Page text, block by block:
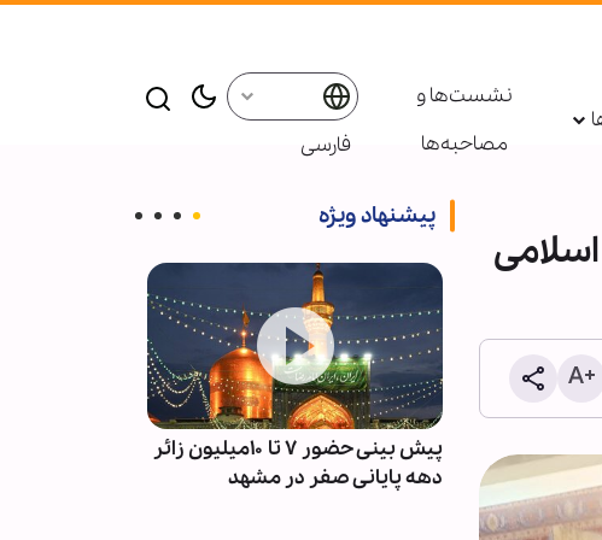
نشست‌ها و
مصاحبه‌ها
فارسی
پیشنهاد ویژه
و آمادگی
۱۴
پیش بینی حضور ۷ تا ۱۰میلیون زائر
دهه پایانی صفر در مشهد